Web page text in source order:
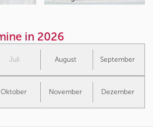
in 2026
Juli August September
Oktober November Dezember